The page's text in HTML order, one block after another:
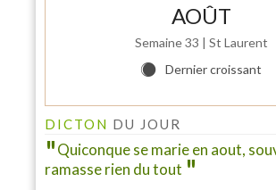
AOÛT
Semaine 33 | St Laurent
Y Dernier croissant
DICTON DU JOUR
Quiconque se marie en aout,
ramasse rien du tout
Le PELINFO N° 109 du 1 juillet 2026
consulter à la rubrique "LE PELINFO"...